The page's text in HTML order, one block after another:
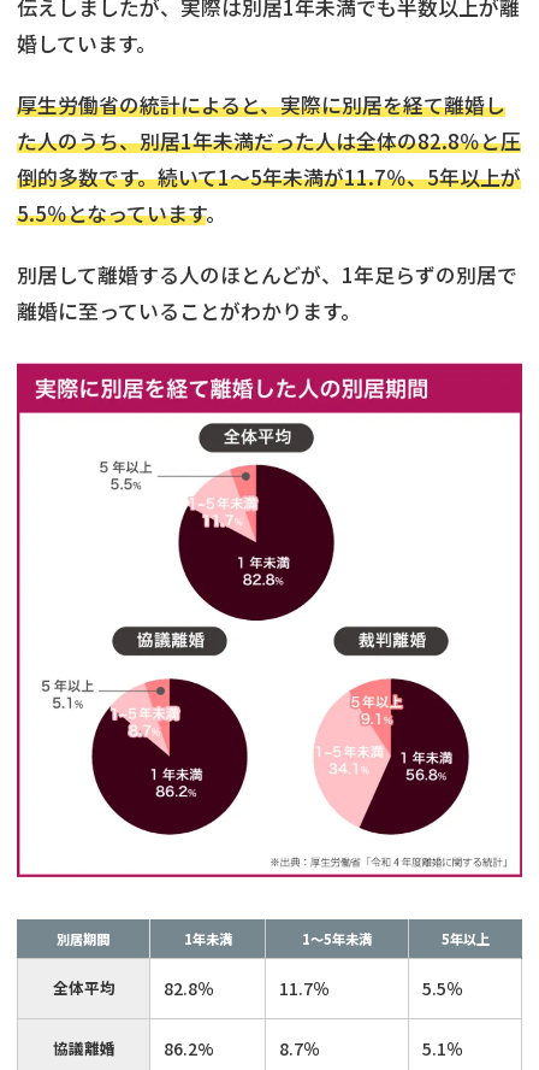
伝えしましたが、実際は別居1年未満でも半数以上が離
婚しています。
厚生労働省の統計によると、実際に別居を経て離婚し
た人のうち、別居1年未満だった人は全体の82.8％と圧
倒的多数です。続いて1～5年未満が11.7％、5年以上が
5.5％となっています。
別居して離婚する人のほとんどが、1年足らずの別居で
離婚に至っていることがわかります。
別居期間 1年未満 1～5年未満 5年以上
全体平均 82.8％ 11.7％ 5.5％
協議離婚 86.2% 8.7％ 5.1％